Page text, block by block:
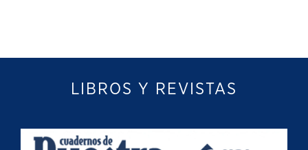
LIBROS Y REVISTAS